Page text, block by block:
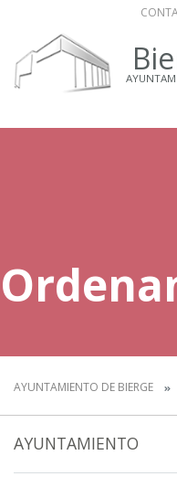
AYUNTAMIENTO DE BIERGE
AYUNTAMIENTO